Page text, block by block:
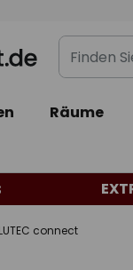
Finden
Sie
Leuchte...
Räume
LUTEC connect